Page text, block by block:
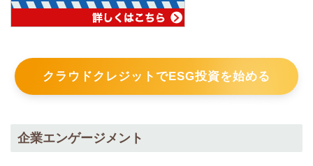
クラウドクレジットでESG投資を始める
企業エンゲージメント